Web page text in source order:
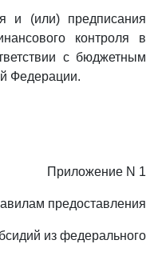
и (или) предписания
контроля в
с бюджетным
Федерации.
Приложение N 1
предоставления
из федерального